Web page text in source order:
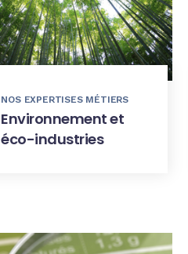
NOS EXPERTISES MÉTIERS
Environnement et
éco-industries